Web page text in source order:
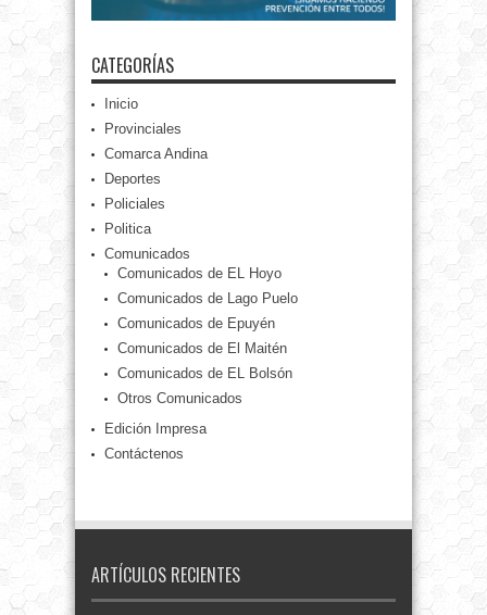
CATEGORÍAS
Inicio
Provinciales
Comarca Andina
Deportes
Policiales
Politica
Comunicados
Comunicados de EL Hoyo
Comunicados de Lago Puelo
Comunicados de Epuyén
Comunicados de El Maitén
Comunicados de EL Bolsón
Otros Comunicados
Edición Impresa
Contáctenos
ARTÍCULOS RECIENTES